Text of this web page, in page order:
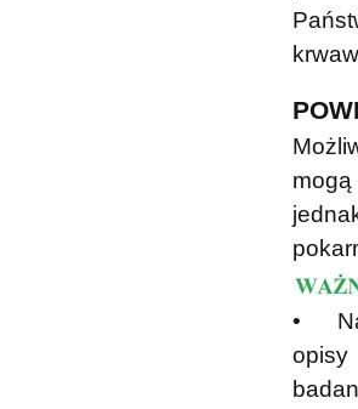
• Na
opisy